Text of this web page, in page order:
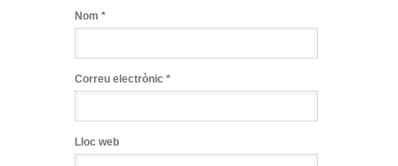
Nom *
Correu electrònic *
Lloc web